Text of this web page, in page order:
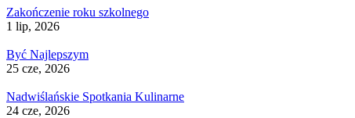
Zakończenie roku szkolnego
1 lip, 2026
Być Najlepszym
25 cze, 2026
Nadwiślańskie Spotkania Kulinarne
24 cze, 2026